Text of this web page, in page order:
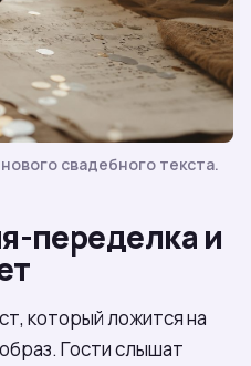
свадебного текста.
переделка и
который ложится на
Гости слышат